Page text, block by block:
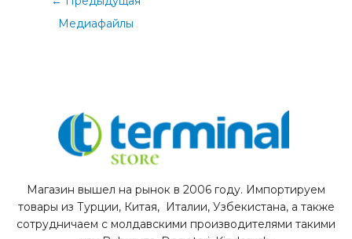
Медиафайлы
Магазин вышел на рынок в 2006 году. Импортируем
товары из Турции, Китая, Италии, Узбекистана, а также
сотрудничаем с молдавскими производителями такими